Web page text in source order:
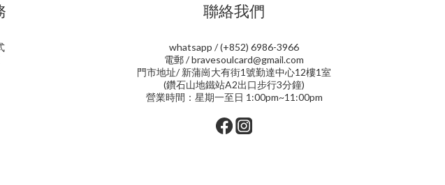
聯絡我們
whatsapp / (+852) 6986-3966
電郵 / bravesoulcard@gmail.com
門市地址/ 新蒲崗大有街1號勤達中心12樓1室
(鑽石山地鐵站A2出口步行3分鐘)
營業時間：星期一至日 1:00pm~11:00pm